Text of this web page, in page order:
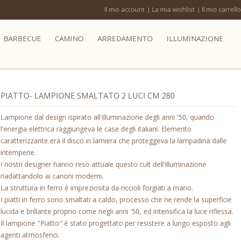
Il mio account La mia wishlist Il mio carrello
BARBECUE CAMINO ARREDAMENTO ILLUMINAZIONE
PIATTO- LAMPIONE SMALTATO 2 LUCI CM 280
Lampione dal design ispirato all'illuminazione degli anni '50, quando
l'energia elettrica raggiungeva le case degli italiani. Elemento
caratterizzante era il disco in lamiera che proteggeva la lampadina dalle
intemperie.
I nostri designer hanno reso attuale questo cult dell'illuminazione
riadattandolo ai canoni moderni.
La struttura in ferro è impreziosita da riccioli forgiati a mano.
I piatti in ferro sono smaltati a caldo, processo che ne rende la superficie
lucida e brillante proprio come negli anni '50, ed intensifica la luce riflessa.
Il lampione "Piatto" è stato progettato per resistere a lungo esposto agli
agenti atmosferici.